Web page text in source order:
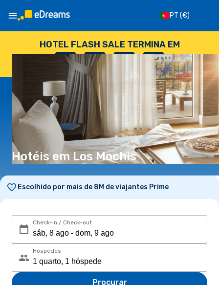
PT (€)
HOTEL FLASH SALE TERMINA EM
--
DIAS
: --
HORAS
: --
SEGUNDOS
Hotéis em Los Mochis
Escolhido por mais de 8M de viajantes Prime
Check-in / Check-out
Hóspedes
Procurar